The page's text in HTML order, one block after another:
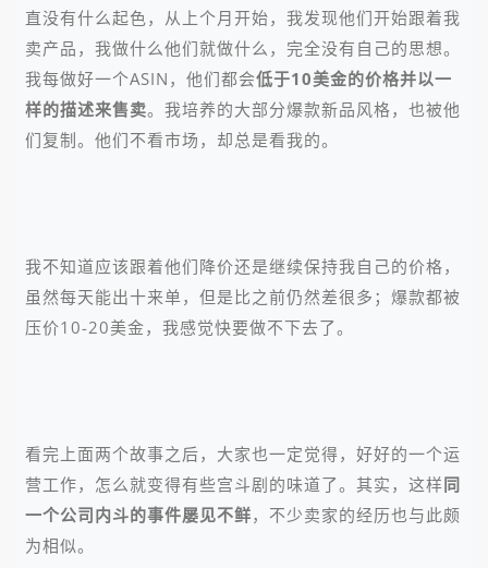
直没有什么起色，从上个月开始，我发现他们开始跟着我
卖产品，我做什么他们就做什么，完全没有自己的思想。
我每做好一个ASIN，他们都会低于10美金的价格并以一
样的描述来售卖。我培养的大部分爆款新品风格，也被他
们复制。他们不看市场，却总是看我的。
我不知道应该跟着他们降价还是继续保持我自己的价格，
虽然每天能出十来单，但是比之前仍然差很多；爆款都被
压价10-20美金，我感觉快要做不下去了。
看完上面两个故事之后，大家也一定觉得，好好的一个运
营工作，怎么就变得有些宫斗剧的味道了。其实，这样同
一个公司内斗的事件屡见不鲜，不少卖家的经历也与此颇
为相似。